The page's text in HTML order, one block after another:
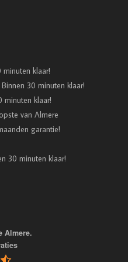
klaar!
30 minuten klaar!
minuten klaar!
van Almere
garantie!
30 minuten klaar!
Almere.